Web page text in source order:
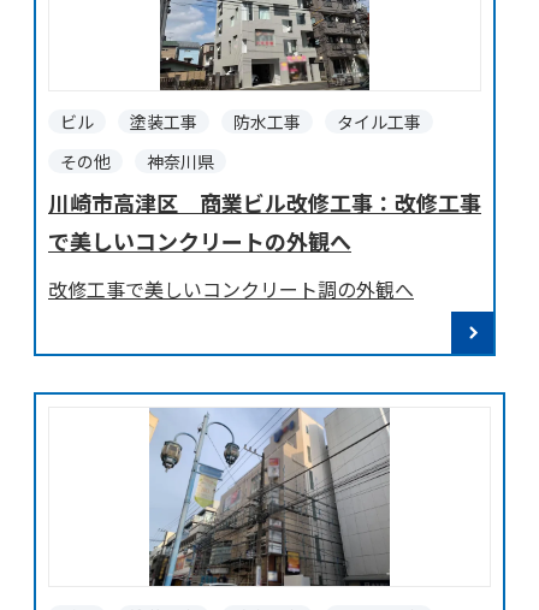
ビル 塗装工事 防水工事
タイル工事
その他
神奈川県
川崎市高津区 商業ビル改修工事：改修工事
で美しいコンクリートの外観へ
改修工事で美しいコンクリート調の外観へ